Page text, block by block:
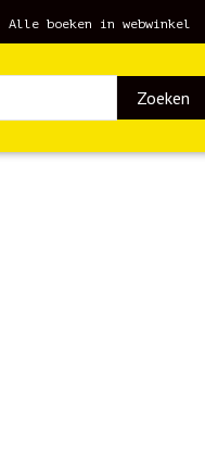
Alle boeken in webwinkel
Zoeken